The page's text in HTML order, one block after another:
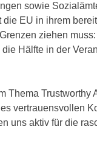
sowie
die EU in ihrem
ziehen
Hälfte in der
Thema
vertrauensvollen
uns aktiv für die